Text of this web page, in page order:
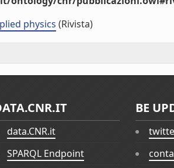
physics (Rivista)
data.CNR.it
SPARQL Endpoint
BE